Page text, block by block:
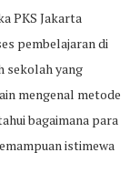
PKS Jakarta
pembelajaran di
sekolah yang
mengenal metode
bagaimana para
istimewa